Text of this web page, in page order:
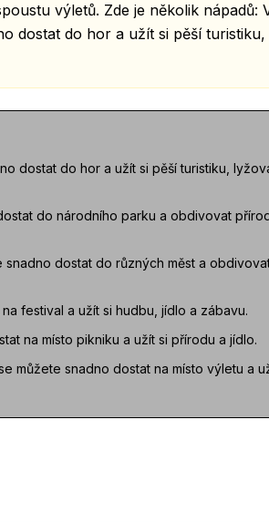
výletů. Zde je několik nápadů:
dostat do hor a užít si pěší turistiku,
dostat do hor a užít si pěší turistiku,
do národního parku a obdivovat
dostat do různých měst a
festival a užít si hudbu, jídlo a zábavu.
na místo pikniku a užít si přírodu a jídlo.
můžete snadno dostat na místo výletu a